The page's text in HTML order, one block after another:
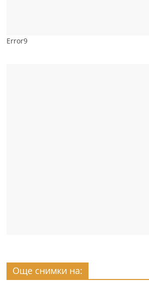
Error9
Още снимки на: